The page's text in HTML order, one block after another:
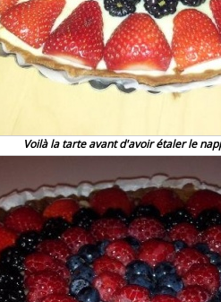
Voilà la tarte avant d'avoir étaler le